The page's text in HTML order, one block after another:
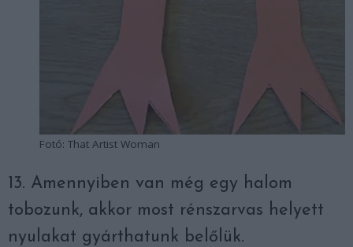
Fotó: That Artist Woman
13. Amennyiben van még egy halom
tobozunk, akkor most rénszarvas helyett
nyulakat gyárthatunk belőlük.